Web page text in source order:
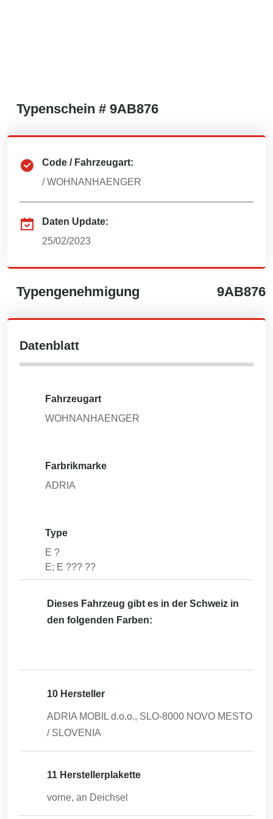
Typenschein # 9AB876
Code / Fahrzeugart:
/WOHNANHAENGER
Daten Update:
25/02/2023
Typengenehmigung 9AB876
Datenblatt
Fahrzeugart
WOHNANHAENGER
Farbrikmarke
ADRIA
Type
E ?
E; E ??? ??
Dieses Fahrzeug gibt es in der Schweiz in
den folgenden Farben:
10 Hersteller
ADRIA MOBIL d.o.o., SLO-8000 NOVO MESTO
/ SLOVENIA
11 Herstellerplakette
vorne, an Deichsel